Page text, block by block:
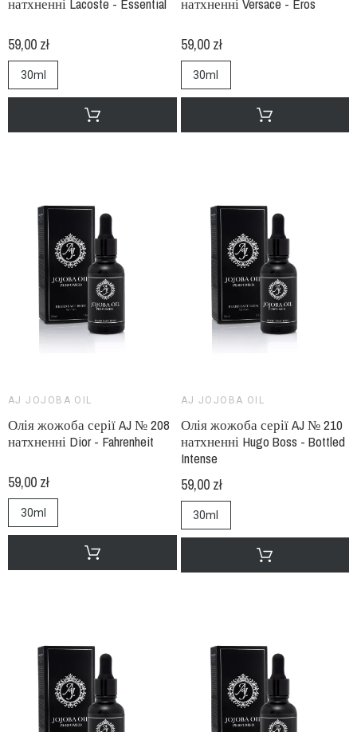
59,00 zł
30ml
59,00 zł
30ml
AJ JOJOBA OIL
Олія жожоба серії AJ № 208
натхненні Dior - Fahrenheit
59,00 zł
30ml
AJ JOJOBA OIL
Олія жожоба серії AJ № 210
натхненні Hugo Boss - Bottled
Intense
59,00 zł
30ml